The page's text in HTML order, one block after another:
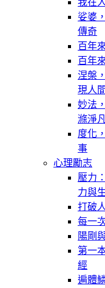
娑婆
傳奇
百年
百年
涅槃
現人間
妙法
滌淨
度化
事
心理勵志
壓力
力與
打破
每一
陽剛
第一
經
遍體